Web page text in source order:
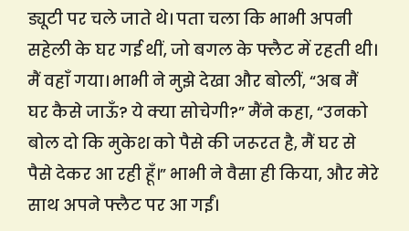
ड्यूटी पर चले जाते थे। पता चला कि भाभी अपनी
सहेली के घर गई थीं, जो बगल के फ्लैट में रहती थी।
मैं वहाँ गया। भाभी ने मुझे देखा और बोलीं, “अब मैं
घर कैसे जाऊँ? ये क्या सोचेगी?” मैंने कहा, “उनको
बोल दो कि मुकेश को पैसे की जरूरत है, मैं घर से
पैसे देकर आ रही हूँ।” भाभी ने वैसा ही किया, और मेरे
साथ अपने फ्लैट पर आ गईं।